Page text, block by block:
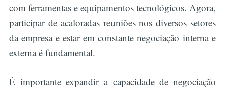
com ferramentas e equipamentos tecnológicos. Agora,
participar de acaloradas reuniões nos diversos setores
da empresa e estar em constante negociação interna e
externa é fundamental.
É importante expandir a capacidade de negociação